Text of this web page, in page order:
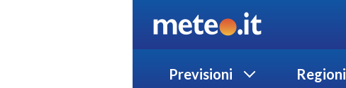
Previsioni Regioni